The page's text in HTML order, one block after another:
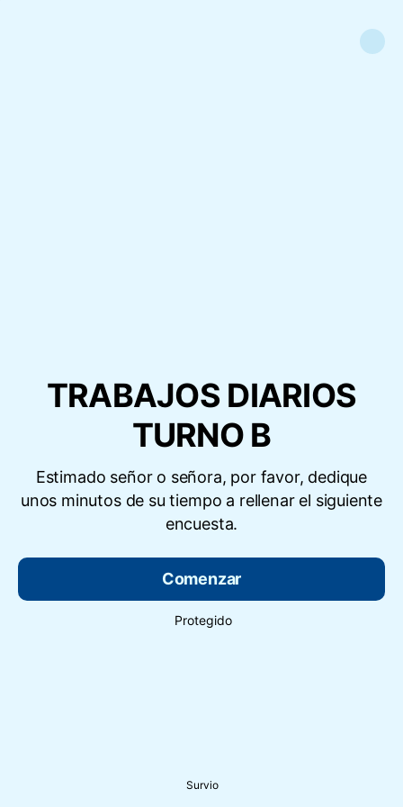
TRABAJOS DIARIOS
TURNO B
Estimado señor o señora, por favor, dedique
unos minutos de su tiempo a rellenar el siguiente
encuesta.
Comenzar
Protegido
Survio